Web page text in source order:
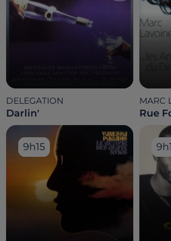
DELEGATION
Darlin'
MARC
Rue
9h15
9h15